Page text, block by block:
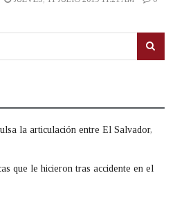
la articulación entre El Salvador,
que le hicieron tras accidente en el